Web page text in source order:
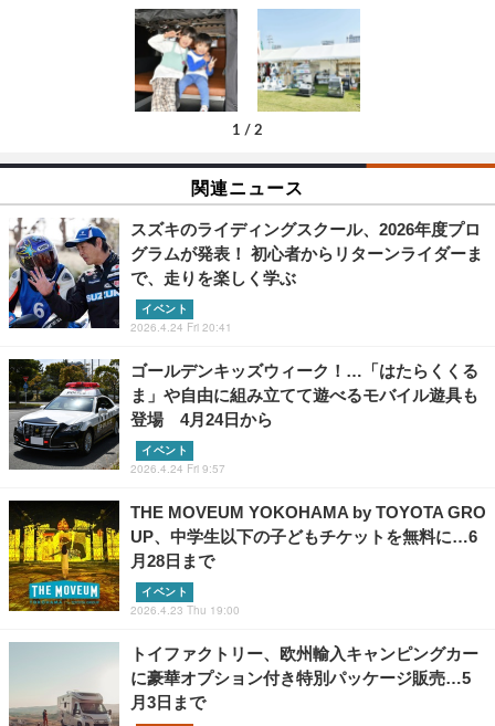
1 / 2
関連ニュース
スズキのライディングスクール、2026年度プロ
グラムが発表！ 初心者からリターンライダーま
で、走りを楽しく学ぶ
イベント
2026.4.24 Fri 20:41
ゴールデンキッズウィーク！…「はたらくくる
ま」や自由に組み立てて遊べるモバイル遊具も
登場 4月24日から
イベント
2026.4.24 Fri 9:57
THE MOVEUM YOKOHAMA by TOYOTA GRO
UP、中学生以下の子どもチケットを無料に…6
月28日まで
イベント
2026.4.23 Thu 19:00
トイファクトリー、欧州輸入キャンピングカー
に豪華オプション付き特別パッケージ販売…5
月3日まで